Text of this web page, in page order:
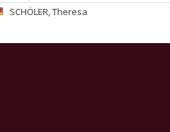
SCHÖLER, Theresa